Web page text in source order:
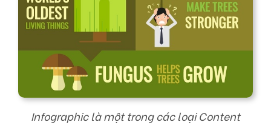
Infographic là một trong các loại Content